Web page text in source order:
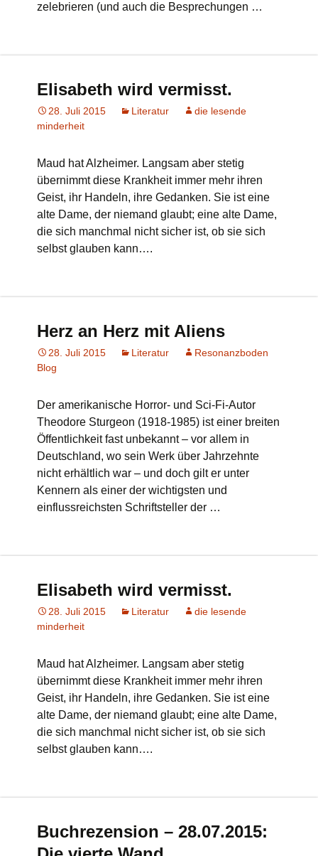
zelebrieren (und auch die Besprechungen …
Elisabeth wird vermisst.
28. Juli 2015 Literatur
die lesende
minderheit
Maud hat Alzheimer. Langsam aber stetig
übernimmt diese Krankheit immer mehr ihren
Geist, ihr Handeln, ihre Gedanken. Sie ist eine
alte Dame, der niemand glaubt; eine alte Dame,
die sich manchmal nicht sicher ist, ob sie sich
selbst glauben kann….
Herz an Herz mit Aliens
28. Juli 2015 Literatur
Resonanzboden
Blog
Der amerikanische Horror- und Sci-Fi-Autor
Theodore Sturgeon (1918-1985) ist einer breiten
Öffentlichkeit fast unbekannt – vor allem in
Deutschland, wo sein Werk über Jahrzehnte
nicht erhältlich war – und doch gilt er unter
Kennern als einer der wichtigsten und
einflussreichsten Schriftsteller der …
Elisabeth wird vermisst.
28. Juli 2015 Literatur
die lesende
minderheit
Maud hat Alzheimer. Langsam aber stetig
übernimmt diese Krankheit immer mehr ihren
Geist, ihr Handeln, ihre Gedanken. Sie ist eine
alte Dame, der niemand glaubt; eine alte Dame,
die sich manchmal nicht sicher ist, ob sie sich
selbst glauben kann….
Buchrezension – 28.07.2015: